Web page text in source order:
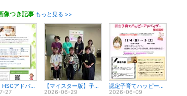
像つき記事 もっと見る >>
8月1日 HSCアドバイザー ベーシック検定 受検申込受付開始！！
27
【マイスター版】子育てハッピーアドバイザー認定情報
2026-06-29
認定子育てハッピーアドバイザー養成講座 会場決定のお知らせ
2026-06-09